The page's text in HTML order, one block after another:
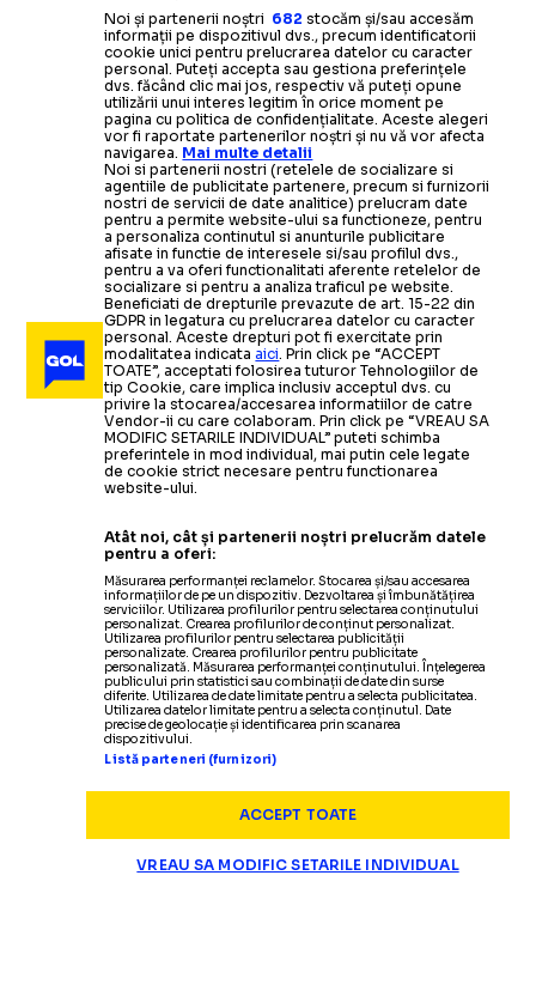
Noi și partenerii noștri 682 stocăm și/sau accesăm
informații pe dispozitivul dvs., precum identificatorii
cookie unici pentru prelucrarea datelor cu caracter
personal. Puteți accepta sau gestiona preferințele
dvs. făcând clic mai jos, respectiv vă puteți opune
utilizării unui interes legitim în orice moment pe
pagina cu politica de confidențialitate. Aceste alegeri
vor fi raportate partenerilor noștri și nu vă vor afecta
navigarea. Mai multe detalii
Noi si partenerii nostri (retelele de socializare si
agentiile de publicitate partenere, precum si furnizorii
nostri de servicii de date analitice) prelucram date
pentru a permite website-ului sa functioneze, pentru
a personaliza continutul si anunturile publicitare
afisate in functie de interesele si/sau profilul dvs.,
pentru a va oferi functionalitati aferente retelelor de
socializare si pentru a analiza traficul pe website.
Beneficiati de drepturile prevazute de art. 15-22 din
GDPR in legatura cu prelucrarea datelor cu caracter
personal. Aceste drepturi pot fi exercitate prin
modalitatea indicataaici. Prin click pe “ACCEPT
TOATE”, acceptati folosirea tuturor Tehnologiilor de
tip Cookie, care implica inclusiv acceptul dvs. cu
privire la stocarea/accesarea informatiilor de catre
Vendor-ii cu care colaboram. Prin click pe “VREAU SA
MODIFIC SETARILE INDIVIDUAL” puteti schimba
preferintele in mod individual, mai putin cele legate
de cookie strict necesare pentru functionarea
website-ului.
Atât noi, cât și partenerii noștri prelucrăm datele
pentru a oferi:
Măsurarea performanței reclamelor. Stocarea și/sau accesarea
informațiilor de pe un dispozitiv. Dezvoltarea și îmbunătățirea
serviciilor. Utilizarea profilurilor pentru selectarea conținutului
personalizat. Crearea profilurilor de conținut personalizat.
Utilizarea profilurilor pentru selectarea publicității
personalizate. Crearea profilurilor pentru publicitate
personalizată. Măsurarea performanței conținutului. Înțelegerea
publicului prin statistici sau combinații de date din surse
diferite. Utilizarea de date limitate pentru a selecta publicitatea.
Utilizarea datelor limitate pentru a selecta conținutul. Date
precise de geolocație și identificarea prin scanarea
dispozitivului.
Listă parteneri (furnizori)
ACCEPT TOATE
VREAU SA MODIFIC SETARILE INDIVIDUAL